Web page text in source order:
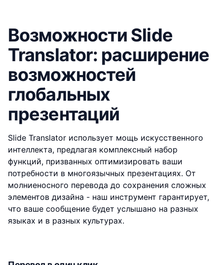
Возможности Slide
Translator: расширение
возможностей
глобальных
презентаций
Slide Translator использует мощь искусственного
интеллекта, предлагая комплексный набор
функций, призванных оптимизировать ваши
потребности в многоязычных презентациях. От
молниеносного перевода до сохранения сложных
элементов дизайна - наш инструмент гарантирует,
что ваше сообщение будет услышано на разных
языках и в разных культурах.